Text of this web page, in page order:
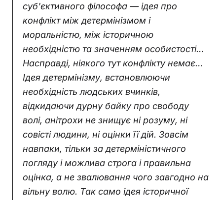
суб'єктивного філософа — ідея про
конфлікт між детермінізмом і
моральністю, між історичною
необхідністю та значенням особистості…
Насправді, ніякого тут конфлікту немає…
Ідея детермінізму, встановлюючи
необхідність людських вчинків,
відкидаючи дурну байку про свободу
волі, анітрохи не знищує ні розуму, ні
совісті людини, ні оцінки її дій. Зовсім
навпаки, тільки за детерміністичного
погляду і можлива строга і правильна
оцінка, а не звалювання чого завгодно на
вільну волю. Так само ідея історичної